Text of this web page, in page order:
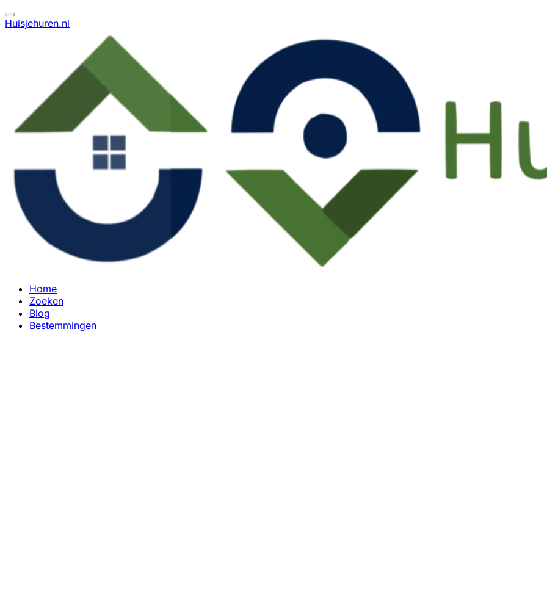
Huisjehuren.nl
Home
Zoeken
Blog
Bestemmingen